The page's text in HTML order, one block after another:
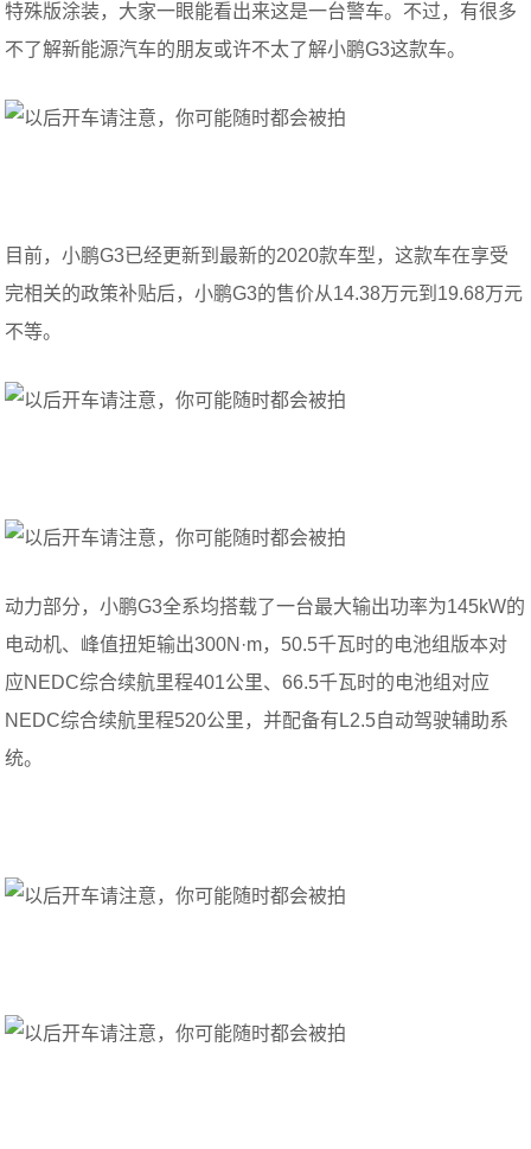
特殊版涂装，大家一眼能看出来这是一台警车。不过，有很多
不了解新能源汽车的朋友或许不太了解小鹏G3这款车。
目前，小鹏G3已经更新到最新的2020款车型，这款车在享受
完相关的政策补贴后，小鹏G3的售价从14.38万元到19.68万元
不等。
动力部分，小鹏G3全系均搭载了一台最大输出功率为145kW的
电动机、峰值扭矩输出300N·m，50.5千瓦时的电池组版本对
应NEDC综合续航里程401公里、66.5千瓦时的电池组对应
NEDC综合续航里程520公里，并配备有L2.5自动驾驶辅助系
统。